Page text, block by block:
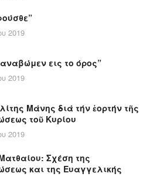
2019
εις το όρος”
2019
Μάνης διά τήν ἑορτήν τῆς
τοῦ Κυρίου
2019
Σχέση της
και της Ευαγγελικής